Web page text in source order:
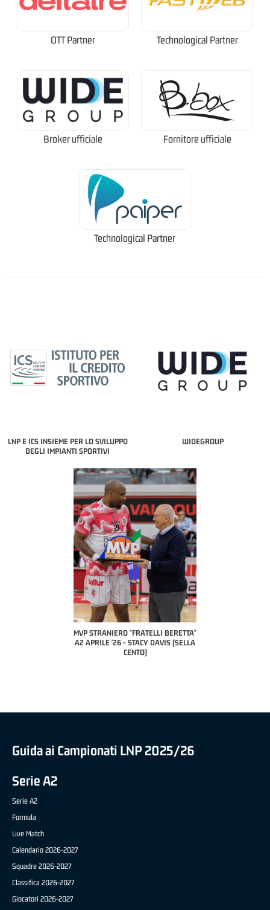
OTT Partner Technological Partner
Broker ufficiale Fornitore ufficiale
Technological Partner
LNP E ICS INSIEME PER LO SVILUPPO
DEGLI IMPIANTI SPORTIVI
WIDEGROUP
MVP STRANIERO "FRATELLI BERETTA"
A2 APRILE '26 - STACY DAVIS (SELLA
MVP "FRATELLI BERETTA"
DILAS B NAZIONALE APRILE
Guida ai Campionati LNP 2025/26
Serie A2
Serie A2
Formula
Live Match
Calendario 2026-2027
Squadre 2026-2027
Classifica 2026-2027
Giocatori 2026-2027